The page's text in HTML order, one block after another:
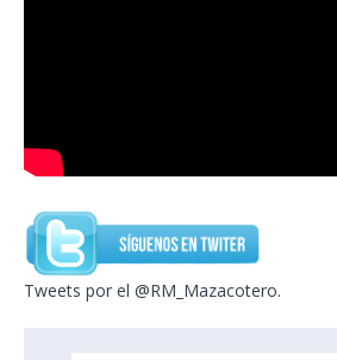
Tweets por el @RM_Mazacotero.